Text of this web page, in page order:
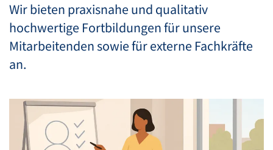
Wir bieten praxisnahe und qualitativ
hochwertige Fortbildungen für unsere
Mitarbeitenden sowie für externe Fachkräfte
an.